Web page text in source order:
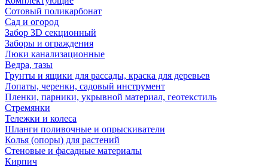
Сотовый поликарбонат
Сад и огород
Забор 3D секционный
Заборы и ограждения
Люки канализационные
Ведра, тазы
Грунты и ящики для рассады, краска для деревьев
Лопаты, черенки, садовый инструмент
Пленки, парники, укрывной материал, геотекстиль
Стремянки
Тележки и колеса
Шланги поливочные и опрыскиватели
Колья (опоры) для растений
Стеновые и фасадные материалы
Кирпич